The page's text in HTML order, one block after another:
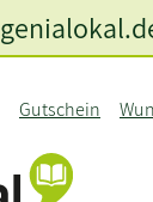
Gutschein